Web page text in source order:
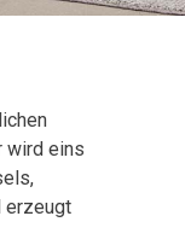
wird eins
erzeugt